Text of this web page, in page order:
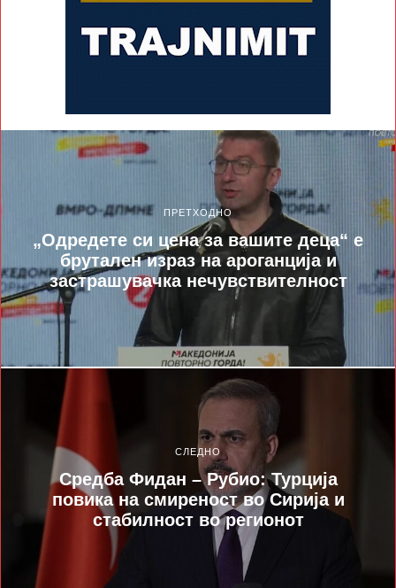
ПРЕТХОДНО
„Oдредете си цена за вашите деца“ е
брутален израз на ароганција и
застрашувачка нечувствителност
СЛЕДНО
Средба Фидан – Рубио: Турција
повика на смиреност во Сирија и
стабилност во регионот